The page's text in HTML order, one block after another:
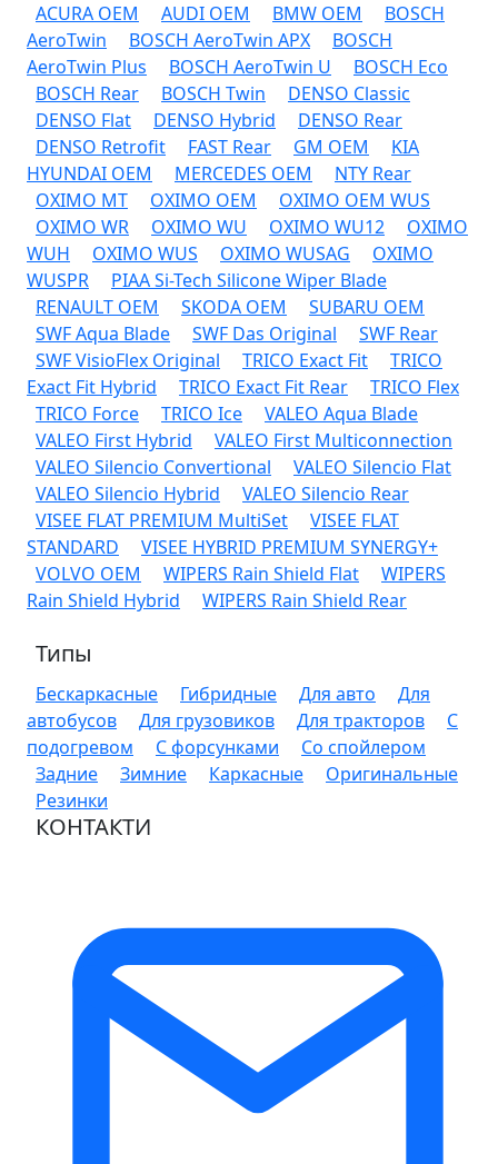
ACURA OEM AUDI OEM BMW OEM
BOSCH
AeroTwin
BOSCH AeroTwin APX
BOSCH
AeroTwin Plus
BOSCH AeroTwin U
BOSCH Eco
BOSCH Rear
BOSCH Twin
DENSO Classic
DENSO Flat
DENSO Hybrid
DENSO Rear
DENSO Retrofit
FAST Rear GM OEM
KIA
HYUNDAI OEM
MERCEDES OEM
NTY Rear
OXIMO MT
OXIMO OEM
OXIMO OEM WUS
OXIMO WR
OXIMO WU OXIMO WU12
OXIMO
WUH
OXIMO WUS OXIMO WUSAG
OXIMO
WUSPR
PIAA Si-Tech Silicone Wiper Blade
RENAULT OEM
SKODA OEM
SUBARU OEM
SWF Aqua Blade
SWF Das Original
SWF Rear
SWF VisioFlex Original
TRICO Exact Fit
TRICO
Exact Fit Hybrid
TRICO Exact Fit Rear
TRICO Flex
TRICO Force
TRICO Ice
VALEO Aqua Blade
VALEO First Hybrid
VALEO First Multiconnection
VALEO Silencio Convertional
VALEO Silencio Flat
VALEO Silencio Hybrid
VALEO Silencio Rear
VISEE FLAT PREMIUM MultiSet
VISEE FLAT
STANDARD
VISEE HYBRID PREMIUM SYNERGY+
VOLVO OEM
WIPERS Rain Shield Flat
WIPERS
Rain Shield Hybrid
WIPERS Rain Shield Rear
Типы
Бескаркасные Гибридные Для авто
Для
автобусов
Для грузовиков Для тракторов
С
подогревом
С форсунками
Со спойлером
Задние
Зимние Каркасные
Оригинальные
Резинки
КОНТАКТИ